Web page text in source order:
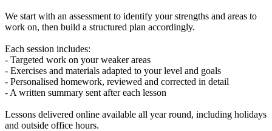
We start with an assessment to identify your strengths and areas to
work on, then build a structured plan accordingly.
Each session includes:
- Targeted work on your weaker areas
- Exercises and materials adapted to your level and goals
- Personalised homework, reviewed and corrected in detail
- A written summary sent after each lesson
Lessons delivered online available all year round, including holidays
and outside office hours.